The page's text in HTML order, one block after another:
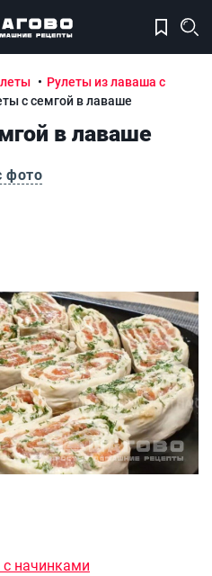
Рулеты из лаваша с
с семгой в лаваше
в лаваше
фото
начинками